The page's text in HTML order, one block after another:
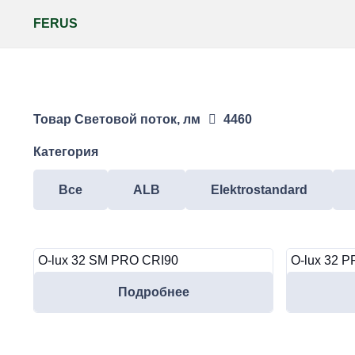
FERUS
Товар Световой поток, лм 4460
Категория
Все ALB Elektrostandard
O-lux 32 SM PRO CRI90
Подробнее
O-lux 32